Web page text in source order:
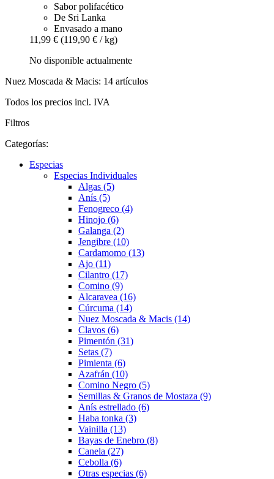
Sabor polifacético
De Sri Lanka
Envasado a mano
11,99 € (119,90 € / kg)
No disponible actualmente
Nuez Moscada & Macis: 14 artículos
Todos los precios incl. IVA
Filtros
Categorías:
Especias
Especias Individuales
Algas (5)
Anís (5)
Fenogreco (4)
Hinojo (6)
Galanga (2)
Jengibre (10)
Cardamomo (13)
Ajo (11)
Cilantro (17)
Comino (9)
Alcaravea (16)
Cúrcuma (14)
Nuez Moscada & Macis (14)
Clavos (6)
Pimentón (31)
Setas (7)
Pimienta (6)
Azafrán (10)
Comino Negro (5)
Semillas & Granos de Mostaza (9)
Anís estrellado (6)
Haba tonka (3)
Vainilla (13)
Bayas de Enebro (8)
Canela (27)
Cebolla (6)
Otras especias (6)